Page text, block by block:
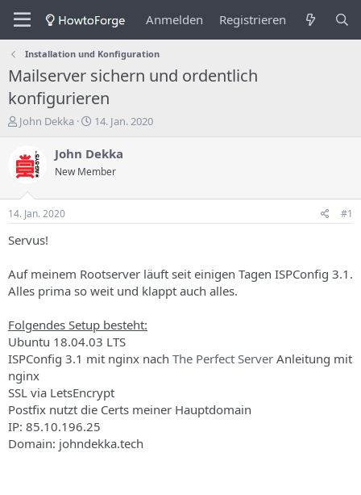
Anmelden Registrieren
Installation und Konfiguration
Mailserver sichern und ordentlich
konfigurieren
E
t
e
e
r
s
T
e
m
a
s
John Dekka
E
s
e
d
a
u
m
14. Jan. 2020
John Dekka
New Member
14. Jan. 2020 #1
Servus!
Auf meinem Rootserver läuft seit einigen Tagen ISPConfig 3.1.
Alles prima so weit und klappt auch alles.
Folgendes Setup besteht:
Ubuntu 18.04.03 LTS
ISPConfig 3.1 mit nginx nach The Perfect Server Anleitung mit
nginx
SSL via LetsEncrypt
Postfix nutzt die Certs meiner Hauptdomain
IP: 85.10.196.25
Domain: johndekka.tech